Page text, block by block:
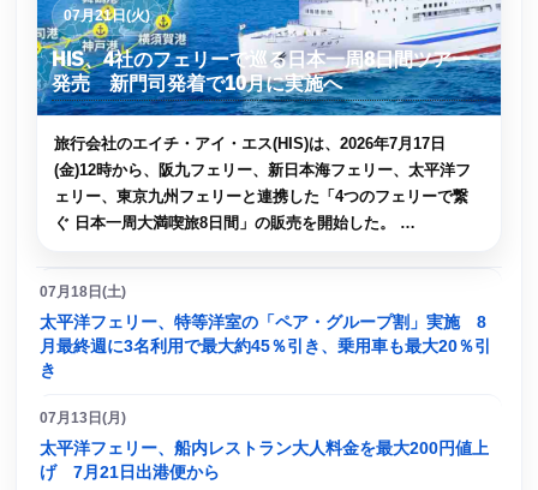
07月21日(火)
HIS、4社のフェリーで巡る日本一周8日間ツアー
発売 新門司発着で10月に実施へ
旅行会社のエイチ・アイ・エス(HIS)は、2026年7月17日
(金)12時から、阪九フェリー、新日本海フェリー、太平洋フ
ェリー、東京九州フェリーと連携した「4つのフェリーで繋
ぐ 日本一周大満喫旅8日間」の販売を開始した。 …
07月18日(土)
太平洋フェリー、特等洋室の「ペア・グループ割」実施 8
月最終週に3名利用で最大約45％引き、乗用車も最大20％引
き
07月13日(月)
太平洋フェリー、船内レストラン大人料金を最大200円値上
げ 7月21日出港便から